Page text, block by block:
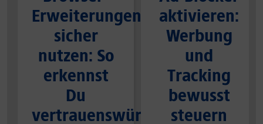
Erweiterungen
sicher
nutzen: So
erkennst
Du
vertrauenswürdige
aktivieren:
Werbung
und
Tracking
bewusst
steuern